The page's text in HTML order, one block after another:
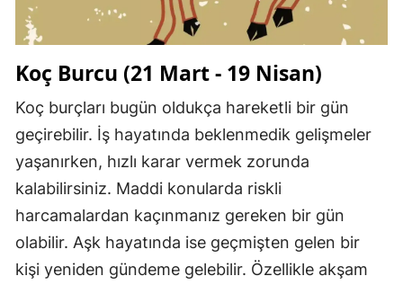
Koç Burcu (21 Mart - 19 Nisan)
Koç burçları bugün oldukça hareketli bir gün
geçirebilir. İş hayatında beklenmedik gelişmeler
yaşanırken, hızlı karar vermek zorunda
kalabilirsiniz. Maddi konularda riskli
harcamalardan kaçınmanız gereken bir gün
olabilir. Aşk hayatında ise geçmişten gelen bir
kişi yeniden gündeme gelebilir. Özellikle akşam